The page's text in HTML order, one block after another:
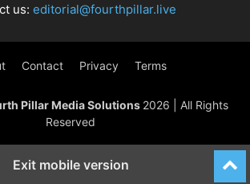
us: editorial@fourthpillar.live
Contact Privacy Terms
Pillar Media Solutions 2026 | All Rights
Reserved
Exit mobile version